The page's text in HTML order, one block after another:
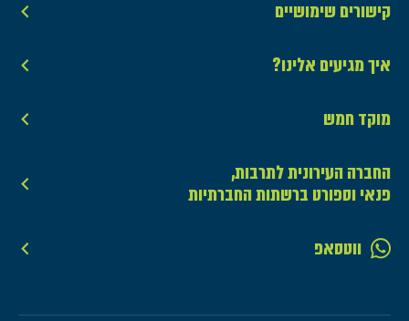
קישורים שימושיים
איך מגיעים אלינו?
מוקד חמש
החברה העירונית לתרבות,
פנאי וספורט ברשתות החברתיות
ווטסאפ